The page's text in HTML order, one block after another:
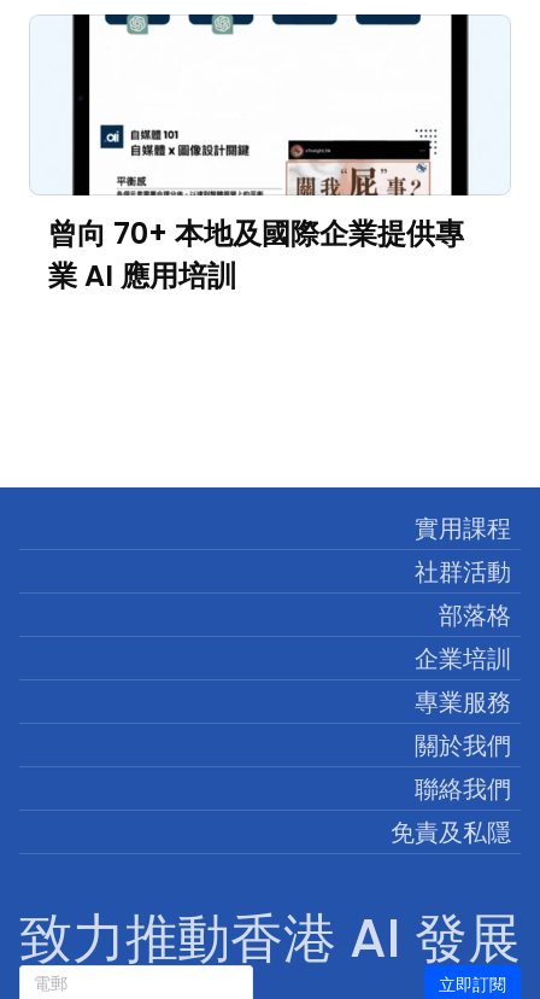
曾向 70+ 本地及國際企業提供專
業 AI 應用培訓
致力推動香港 AI 發展
電郵 立即訂閱
實用課程
社群活動
部落格
企業培訓
專業服務
關於我們
聯絡我們
免責及私隱